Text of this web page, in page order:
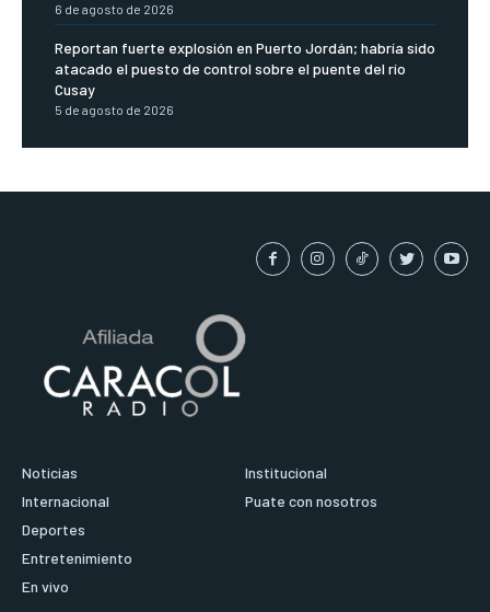
6 de agosto de 2026
Reportan fuerte explosión en Puerto Jordán; habría sido
atacado el puesto de control sobre el puente del río
Cusay
5 de agosto de 2026
Noticias
Internacional
Deportes
Entretenimiento
En vivo
Institucional
Puate con nosotros